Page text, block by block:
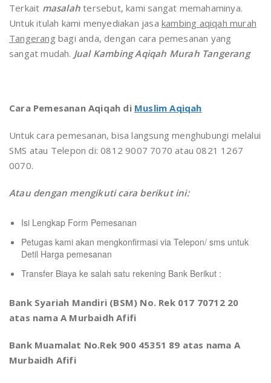
Terkait masalahtersebut, kami sangat memahaminya.
Untuk itulah kami menyediakan jasa kambing aqiqah murah
Tangerang bagi anda, dengan cara pemesanan yang
sangat mudah. Jual Kambing Aqiqah Murah Tangerang
Cara Pemesanan Aqiqah di Muslim Aqiqah
Untuk cara pemesanan, bisa langsung menghubungi melalui
SMS atau Telepon di: 0812 9007 7070 atau 0821 1267
0070.
Atau dengan mengikuti cara berikut ini:
Isi Lengkap Form Pemesanan
Petugas kami akan mengkonfirmasi via Telepon/ sms untuk
Detil Harga pemesanan
Transfer Biaya ke salah satu rekening Bank Berikut :
Bank Syariah Mandiri (BSM) No. Rek 017 70712 20
atas nama A Murbaidh Afifi
Bank Muamalat No.Rek 900 45351 89 atas nama A
Murbaidh Afifi